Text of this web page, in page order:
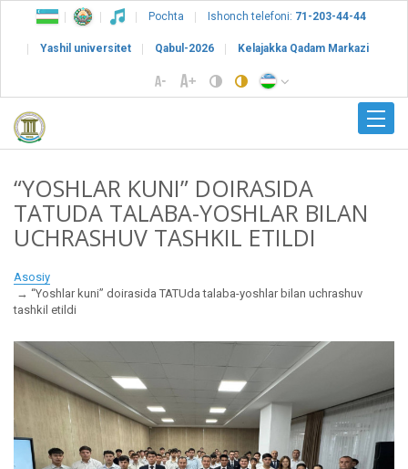
Pochta Ishonch telefoni: 71-203-44-44
Yashil universitet Qabul-2026 Kelajakka Qadam Markazi
“YOSHLAR KUNI” DOIRASIDA
TATUDA TALABA-YOSHLAR BILAN
UCHRASHUV TASHKIL ETILDI
Asosiy
“Yoshlar kuni” doirasida TATUda talaba-yoshlar bilan uchrashuv
tashkil etildi